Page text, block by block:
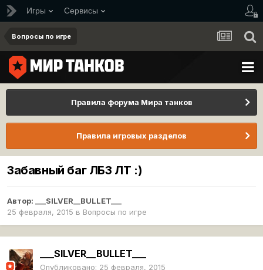
Игры Сервисы
Вопросы по игре
Правила форума Мира танков
Правила игровых разделов
Забавный баг ЛБЗ ЛТ :)
Автор:
___SILVER__BULLET___
25 февраля, 2015 в Вопросы по игре
___SILVER__BULLET___
Опубликовано: 25 февраля, 2015